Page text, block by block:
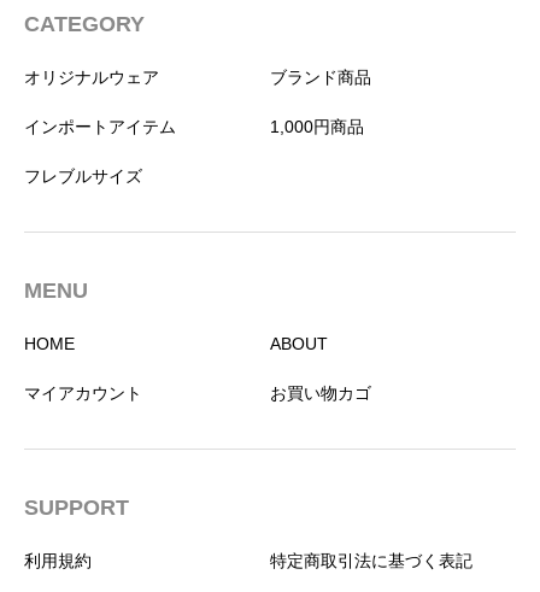
CATEGORY
オリジナルウェア ブランド商品
インポートアイテム 1,000円商品
フレブルサイズ
MENU
HOME ABOUT
マイアカウント お買い物カゴ
SUPPORT
利用規約 特定商取引法に基づく表記